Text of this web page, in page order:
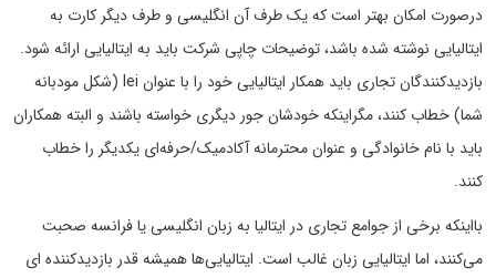
درصورت امکان بهتر است که یک طرف آن انگلیسی و طرف دیگر کارت به
ایتالیایی نوشته شده باشد، توضیحات چاپی شرکت باید به ایتالیایی ارائه شود.
بازدیدکنندگان تجاری باید همکار ایتالیایی خود را با عنوان lei (شکل مودبانه
شما) خطاب کنند، مگراینکه خودشان جور دیگری خواسته باشند و البته همکاران
باید با نام خانوادگی و عنوان محترمانه آکادمیک/حرفه‌ای یکدیگر را خطاب
کنند.
بااینکه برخی از جوامع تجاری در ایتالیا به زبان انگلیسی یا فرانسه صحبت
می‌کنند، اما ایتالیایی زبان غالب است. ایتالیایی‌ها همیشه قدر بازدیدکننده ای